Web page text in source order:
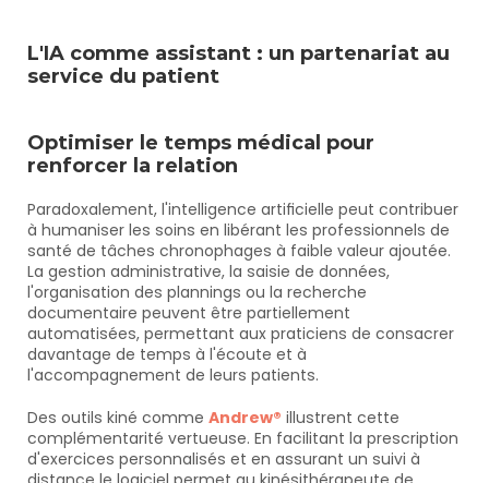
L'IA comme assistant : un partenariat au
service du patient
Optimiser le temps médical pour
renforcer la relation
Paradoxalement, l'intelligence artificielle peut contribuer
à humaniser les soins en libérant les professionnels de
santé de tâches chronophages à faible valeur ajoutée.
La gestion administrative, la saisie de données,
l'organisation des plannings ou la recherche
documentaire peuvent être partiellement
automatisées, permettant aux praticiens de consacrer
davantage de temps à l'écoute et à
l'accompagnement de leurs patients.
Des outils kiné comme Andrew® illustrent cette
complémentarité vertueuse. En facilitant la prescription
d'exercices personnalisés et en assurant un suivi à